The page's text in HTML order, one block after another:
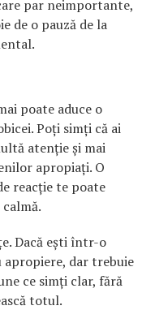
par neimportante,
de o pauză de la
poate aduce o
Poți simți că ai
atenție și mai
apropiați. O
reacție te poate
Dacă ești într-o
dar trebuie
ce simți clar, fără
totul.